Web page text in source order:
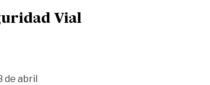
Vial
de abril